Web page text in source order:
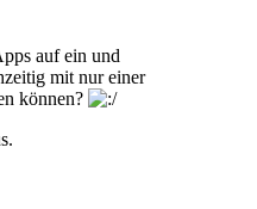
auf ein und
mit nur einer
können?